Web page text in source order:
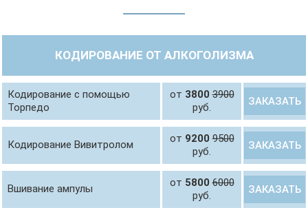
КОДИРОВАНИЕ ОТ АЛКОГОЛИЗМА
Кодирование с помощью
Торпедо
от 38003900
руб.
ЗАКАЗАТЬ
Кодирование Вивитролом от 92009500
руб.
ЗАКАЗАТЬ
Вшивание ампулы от 58006000
руб.
ЗАКАЗАТЬ